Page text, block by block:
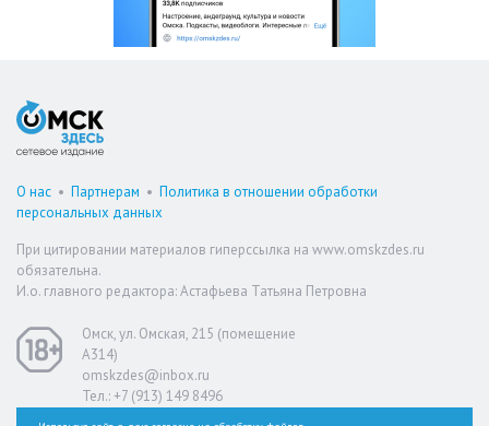
О нас • Партнерам • Политика в отношении обработки
персональных данных
При цитировании материалов гиперссылка на www.omskzdes.ru
обязательна.
И.о. главного редактора: Астафьева Татьяна Петровна
Омск, ул. Омская, 215 (помещение
А314)
omskzdes@inbox.ru
Тел.: +7 (913) 149 8496